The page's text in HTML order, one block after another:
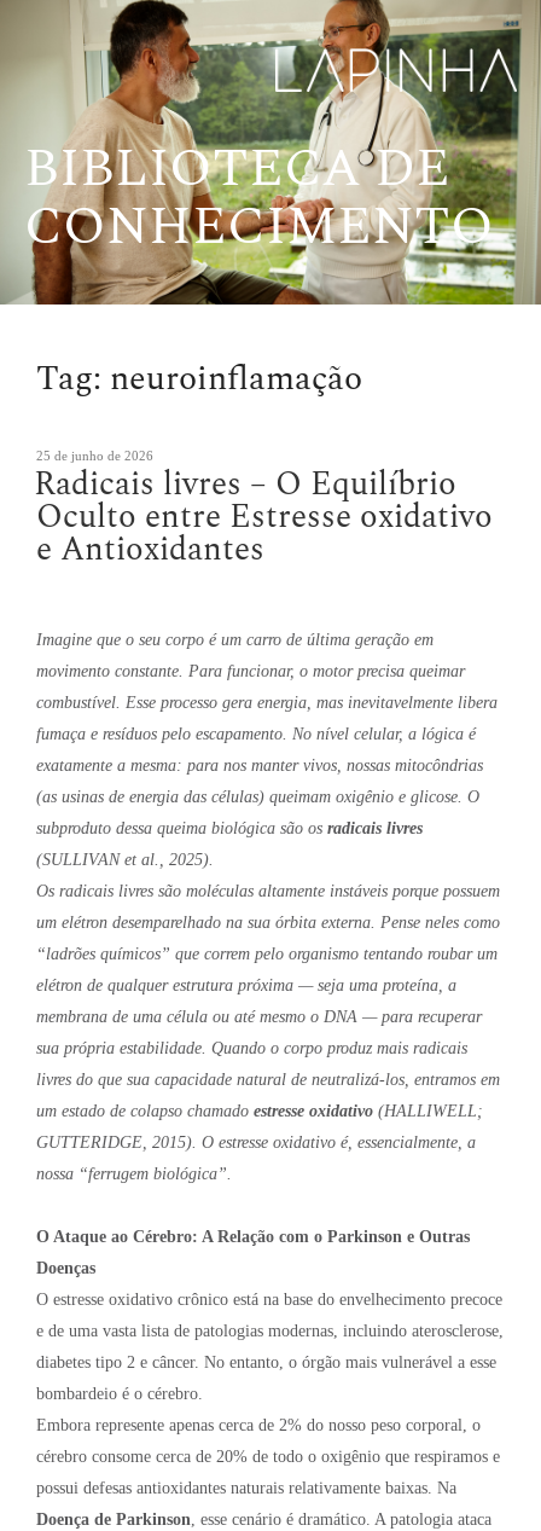
BIBLIOTECA DE
CONHECIMENTO
Tag: neuroinflamação
Publicado
em
25 de junho de 2026
Radicais livres – O Equilíbrio
Oculto entre Estresse oxidativo
e Antioxidantes
Imagine que o seu corpo é um carro de última geração em
movimento constante. Para funcionar, o motor precisa queimar
combustível. Esse processo gera energia, mas inevitavelmente libera
fumaça e resíduos pelo escapamento. No nível celular, a lógica é
exatamente a mesma: para nos manter vivos, nossas mitocôndrias
(as usinas de energia das células) queimam oxigênio e glicose. O
subproduto dessa queima biológica são os radicais livres
(SULLIVAN et al., 2025).
Os radicais livres são moléculas altamente instáveis porque possuem
um elétron desemparelhado na sua órbita externa. Pense neles como
“ladrões químicos” que correm pelo organismo tentando roubar um
elétron de qualquer estrutura próxima — seja uma proteína, a
membrana de uma célula ou até mesmo o DNA — para recuperar
sua própria estabilidade. Quando o corpo produz mais radicais
livres do que sua capacidade natural de neutralizá-los, entramos em
um estado de colapso chamado estresse oxidativo (HALLIWELL;
GUTTERIDGE, 2015). O estresse oxidativo é, essencialmente, a
nossa “ferrugem biológica”.
O Ataque ao Cérebro: A Relação com o Parkinson e Outras
Doenças
O estresse oxidativo crônico está na base do envelhecimento precoce
e de uma vasta lista de patologias modernas, incluindo aterosclerose,
diabetes tipo 2 e câncer. No entanto, o órgão mais vulnerável a esse
bombardeio é o cérebro.
Embora represente apenas cerca de 2% do nosso peso corporal, o
cérebro consome cerca de 20% de todo o oxigênio que respiramos e
possui defesas antioxidantes naturais relativamente baixas. Na
Doença de Parkinson, esse cenário é dramático. A patologia ataca